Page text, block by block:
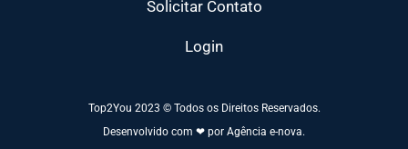
Solicitar Contato
Login
Top2You 2023 © Todos os Direitos Reservados.
Desenvolvido com ❤ por Agência e-nova.